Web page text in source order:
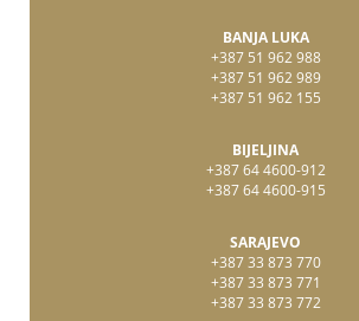
BANJA LUKA
+387 51 962 988
+387 51 962 989
+387 51 962 155
BIJELJINA
+387 64 4600-912
+387 64 4600-915
SARAJEVO
+387 33 873 770
+387 33 873 771
+387 33 873 772